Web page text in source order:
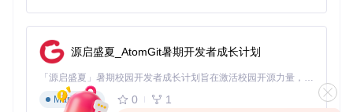
安装过程中需要完成以下关键配置：
端口设置
：默认使用2443端口，如需修改请输入自定义端
口号
数据存储路径
：建议使用默认路径
源启盛夏_AtomGit暑期开发者成长计划
「源启盛夏」暑期校园开发者成长计划旨在激活校园开源力量，通过积分激励、认证扶持、资源倾斜等形式，引导高校组织和开发者完成「入驻 — 建项目 — 做贡献 — 获认证 — 得资源」的完整闭环。无论你是想带领社团入驻平台的组织者，还是希望用代码贡献证明自己的开发者，都能在这里找到属于你的成长路径。
Markdown
0 1